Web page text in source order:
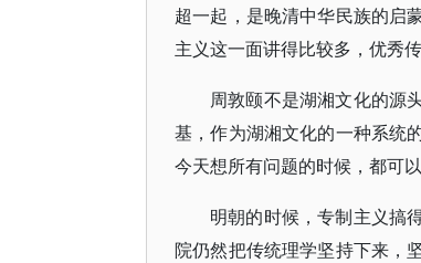
超一起，是晚清中华民族的启
主义这一面讲得比较多，优秀
周敦颐不是湖湘文化的源
基，作为湖湘文化的一种系统
今天想所有问题的时候，都可以
明朝的时候，专制主义搞
院仍然把传统理学坚持下来，